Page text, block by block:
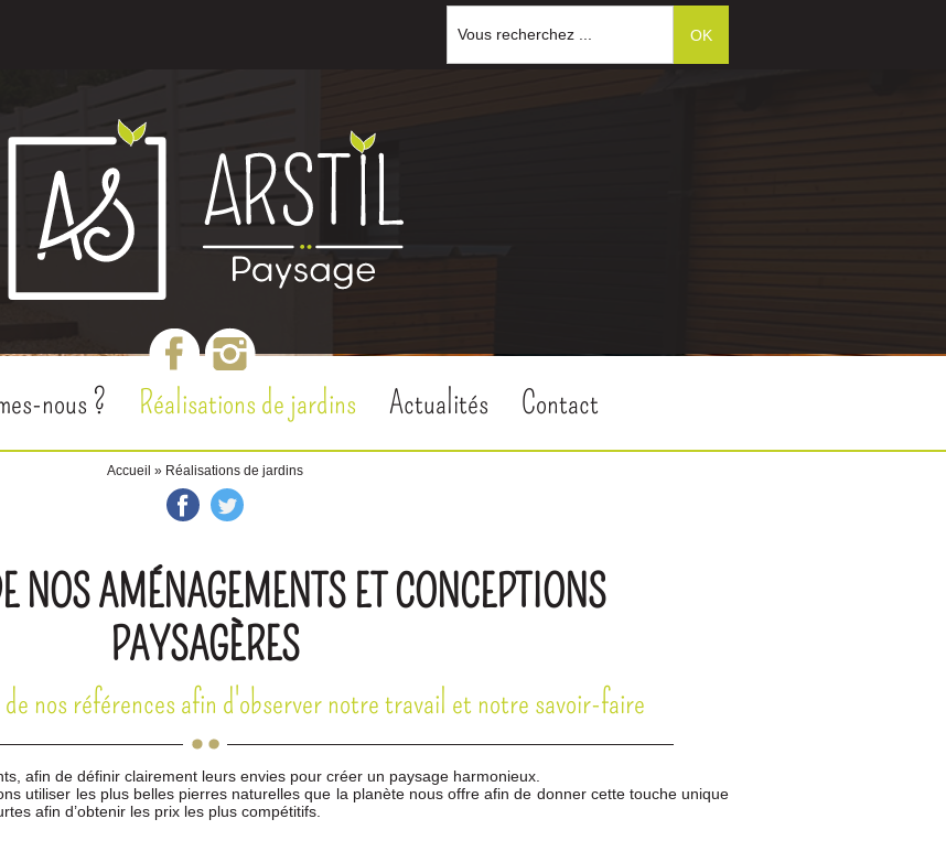
Vous recherchez ...
nous ? Réalisations de jardins Actualités Contact
Accueil » Réalisations de jardins
NOS AMÉNAGEMENTS ET CONCEPTIONS
PAYSAGÈRES
nos références afin d'observer notre travail et notre savoir-faire
afin de définir clairement leurs envies pour créer un paysage harmonieux.
utiliser les plus belles pierres naturelles que la planète nous offre afin de donner cette touche unique
afin d’obtenir les prix les plus compétitifs.